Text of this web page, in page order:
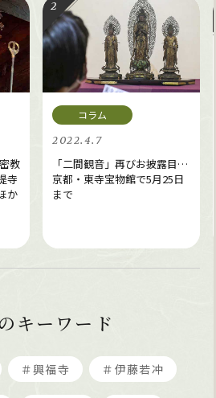
教
寺
か
2022.4.7
「二間観音」再びお披露目…
京都・東寺宝物館で5月25日
まで
キーワード
＃興福寺 ＃伊藤若冲